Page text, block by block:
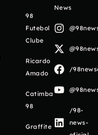
98
Futebol
Clube
Ricardo
Amado
Catimba
98
Graffite
News
/
/98-
news-